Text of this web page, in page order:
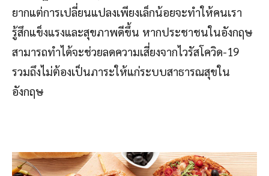
ยากแต่การเปลี่ยนแปลงเพียงเล็กน้อยจะทำให้คนเรา
รู้สึกแข็งแรงและสุขภาพดีขึ้น หากประชาชนในอังกฤษ
สามารถทำได้จะช่วยลดความเสี่ยงจากไวรัสโควิด-19
รวมถึงไม่ต้องเป็นภาระให้แก่ระบบสาธารณสุขใน
อังกฤษ